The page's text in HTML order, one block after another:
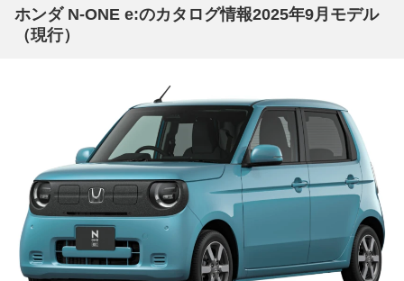
ホンダ N-ONE e:のカタログ情報2025年9月モデル
（現行）